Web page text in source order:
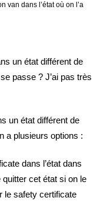
van dans l’état où on l’a
un état différent de
passe ? J’ai pas très
un état différent de
a plusieurs options :
dans l’état dans
cet état si on le
le safety certificate